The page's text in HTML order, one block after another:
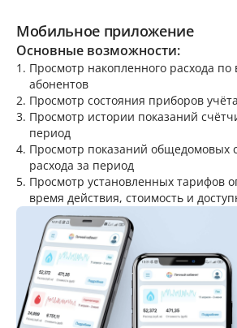
Мобильное приложение
Основные возможности:
Просмотр накопленного расхода по
абонентов
Просмотр состояния приборов учёта
Просмотр истории показаний
период
Просмотр показаний общедомовых
расхода за период
Просмотр установленных тарифов
время действия, стоимость и